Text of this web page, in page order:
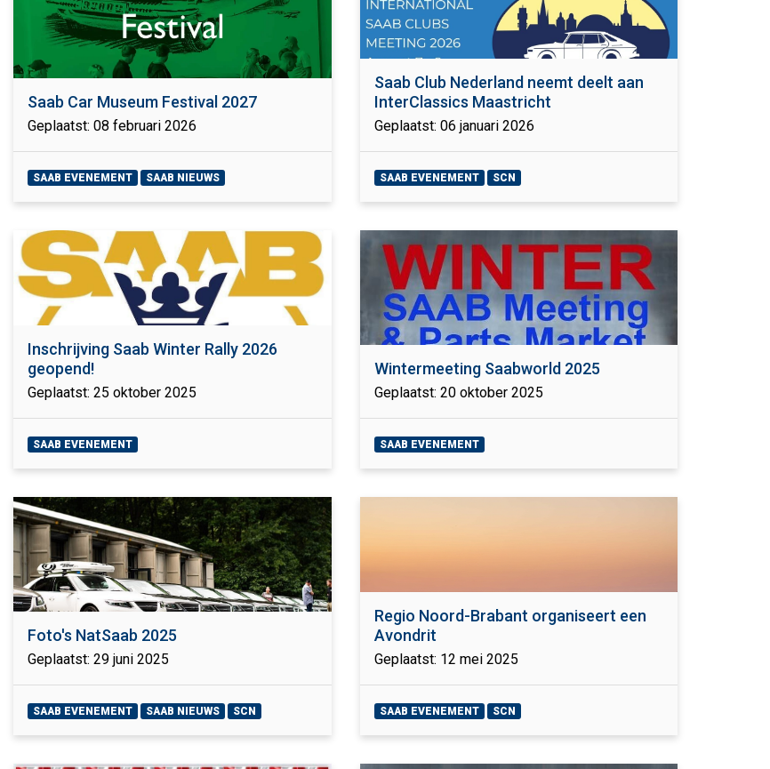
Saab Car Museum Festival 2027
Geplaatst: 08 februari 2026
SAAB EVENEMENT SAAB NIEUWS
Saab Club Nederland neemt deelt aan
InterClassics Maastricht
Geplaatst: 06 januari 2026
SAAB EVENEMENT SCN
Inschrijving Saab Winter Rally 2026
geopend!
Geplaatst: 25 oktober 2025
SAAB EVENEMENT
Wintermeeting Saabworld 2025
Geplaatst: 20 oktober 2025
SAAB EVENEMENT
Foto's NatSaab 2025
Geplaatst: 29 juni 2025
SAAB EVENEMENT SAAB NIEUWS SCN
Regio Noord-Brabant organiseert een
Avondrit
Geplaatst: 12 mei 2025
SAAB EVENEMENT SCN